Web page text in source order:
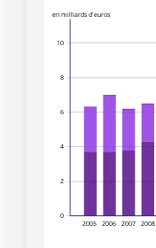
0
2
4
6
8
10
en milliards d'euros
2005 2006 2007 2008